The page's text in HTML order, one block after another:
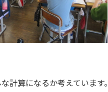
計算になるか考えています。